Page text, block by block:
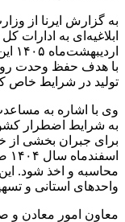
به گزارش ایرنا از
با هدف حفظ وحدت
تولید در شرایط خاص
وی با اشاره به
برای جبران بخشی از
محاسبه و اخذ شود.
واحدهای استانی و
معاون امور معادن و